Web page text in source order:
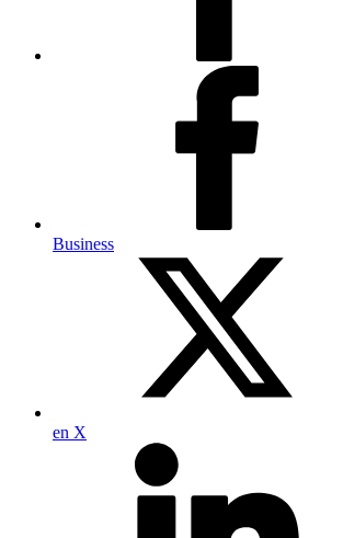
Business
en X